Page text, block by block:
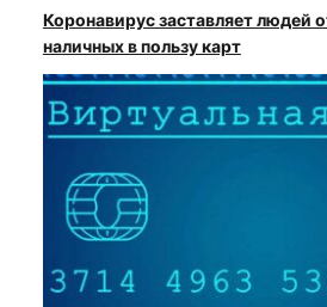
Коронавирус заставляет людей
наличных в пользу карт